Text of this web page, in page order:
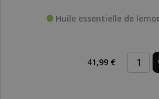
Huile essentielle de
41,99 €